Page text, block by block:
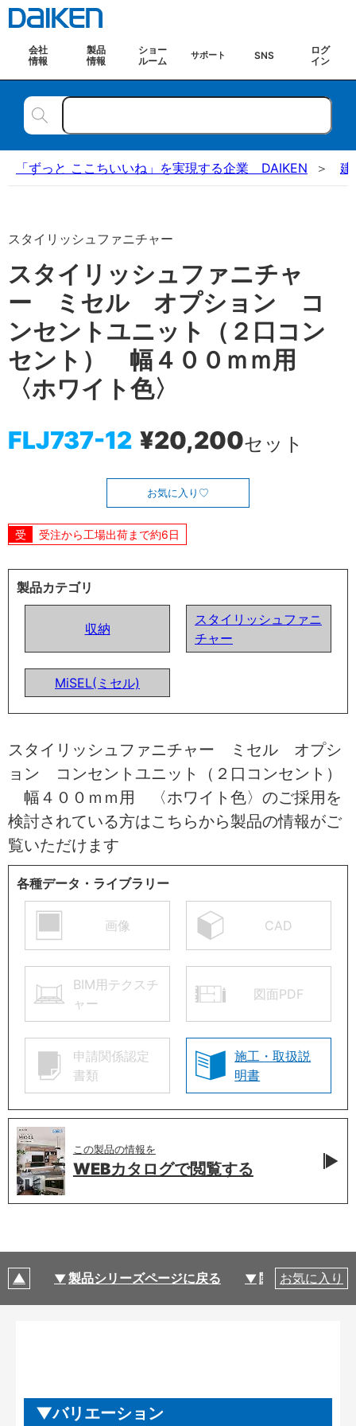
会社
情報
製品
情報
ショー
ルーム
サポート SNS
ログ
イン
「ずっと ここちいいね」を実現する企業 DAIKEN 建
スタイリッシュファニチャー
スタイリッシュファニチャ
ー ミセル オプション コ
ンセントユニット（２口コン
セント） 幅４００ｍｍ用
〈ホワイト色〉
FLJ737-12 ¥20,200セット
お気に入り
受注から工場出荷まで約6日
製品カテゴリ
収納
スタイリッシュファニ
チャー
MiSEL(ミセル)
スタイリッシュファニチャー ミセル オプシ
ョン コンセントユニット（２口コンセント）
幅４００ｍｍ用 〈ホワイト色〉のご採用を
検討されている方はこちらから製品の情報がご
覧いただけます
各種データ・ライブラリー
画像 CAD
BIM用テクスチ
ャー
図面PDF
申請関係認定
書類
施工・取扱説
明書
この製品の情報を
WEBカタログで閲覧する
製品シリーズページに戻る 関連部材・関連
お気に入り
バリエーション